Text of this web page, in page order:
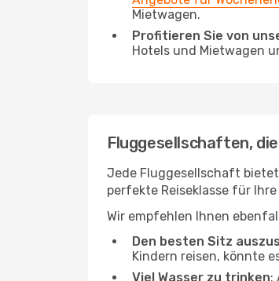
Mietwagen.
Profitieren Sie von
Hotels und Mietwagen
Fluggesellschaften,
Jede Fluggesellschaft bietet
perfekte Reiseklasse für
Wir empfehlen Ihnen
Den besten Sitz
Kindern reisen, könnte
Viel Wasser zu trinken: